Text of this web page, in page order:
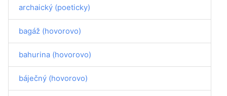
archaický (poeticky)
bagáž (hovorovo)
bahurina (hovorovo)
báječný (hovorovo)